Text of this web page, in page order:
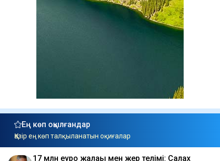
Ең көп оқылғандар
Қазір ең көп талқыланатын оқиғалар
17 млн еуро жалақы мен жер телімі: Салах